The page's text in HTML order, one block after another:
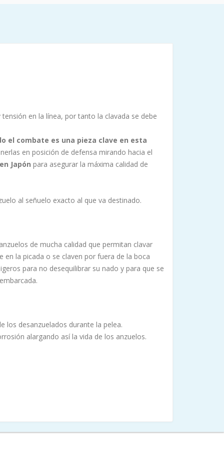
en la línea, por tanto la clavada se debe
el combate es una pieza clave en esta
en posición de defensa mirando hacia el
Japón para asegurar la máxima calidad de
al señuelo exacto al que va destinado.
de mucha calidad que permitan clavar
en la picada o se claven por fuera de la boca
para no desequilibrar su nado y para que se
los desanzuelados durante la pelea.
alargando así la vida de los anzuelos.